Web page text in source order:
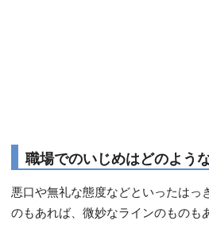
職場でのいじめはどのよう
悪口や無礼な態度などといったはっ
のもあれば、微妙なラインのものも